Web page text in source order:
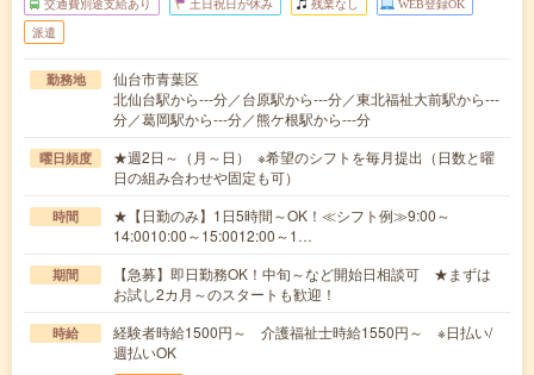
交通費別途支給あり 土日祝日が休み 残業なし WEB登録OK
派遣
勤務地
仙台市青葉区
北仙台駅から---分／台原駅から---分／東北福祉大前駅から---
分／葛岡駅から---分／熊ケ根駅から---分
曜日頻度
★週2日～（月～日） ※希望のシフトを毎月提出（日数と曜
日の組み合わせや固定も可）
時間
★【日勤のみ】1日5時間～OK！≪シフト例≫9:00～
14:0010:00～15:0012:00～1…
期間
【急募】即日勤務OK！中旬～など開始日相談可 ★まずは
お試し2カ月～のスタートも歓迎！
時給
経験者時給1500円～ 介護福祉士時給1550円～ ※日払い/
週払いOK